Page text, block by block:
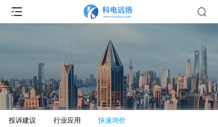
投诉建议 行业应用 快速询价